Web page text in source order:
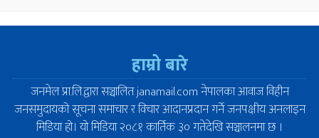
हाम्रो बारे
जनमेल प्रा.लि.द्वारा सञ्चालित janamail.com नेपालका आवाज विहीन
जनसमुदायको सूचना समाचार र विचार आदानप्रदान गर्ने जनपक्षीय अनलाइन
मिडिया हो। यो मिडिया २०८१ कार्तिक ३० गतेदेखि सञ्चालनमा छ ।